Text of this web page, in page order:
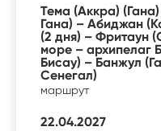
Тема (Аккра)
Гана) – Абиджан
(2 дня) – Фритаун
море – архипелаг
Бисау) – Банжул
Сенегал)
маршрут
22.04.2027